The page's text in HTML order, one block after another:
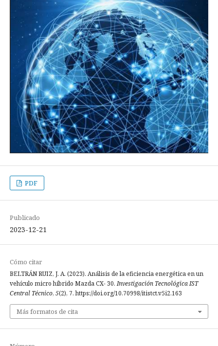
PDF
Publicado
2023-12-21
Cómo citar
BELTRÁN RUIZ, J. A. (2023). Análisis de la eficiencia energética en un
vehículo micro híbrido Mazda CX- 30.Investigación Tecnológica IST
Central Técnico, 5(2), 7. https://doi.org/10.70998/itistct.v5i2.163
Más formatos de cita